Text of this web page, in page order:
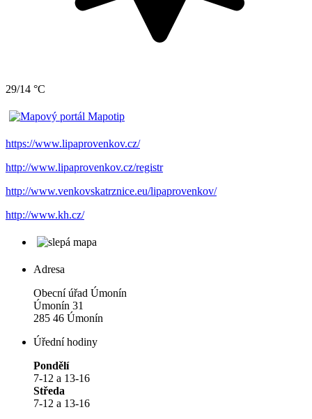
29/14 °C
https://www.lipaprovenkov.cz/
http://www.lipaprovenkov.cz/registr
http://www.venkovskatrznice.eu/lipaprovenkov/
http://www.kh.cz/
Adresa
Obecní úřad Úmonín
Úmonín 31
285 46 Úmonín
Úřední hodiny
Pondělí
7-12 a 13-16
Středa
7-12 a 13-16